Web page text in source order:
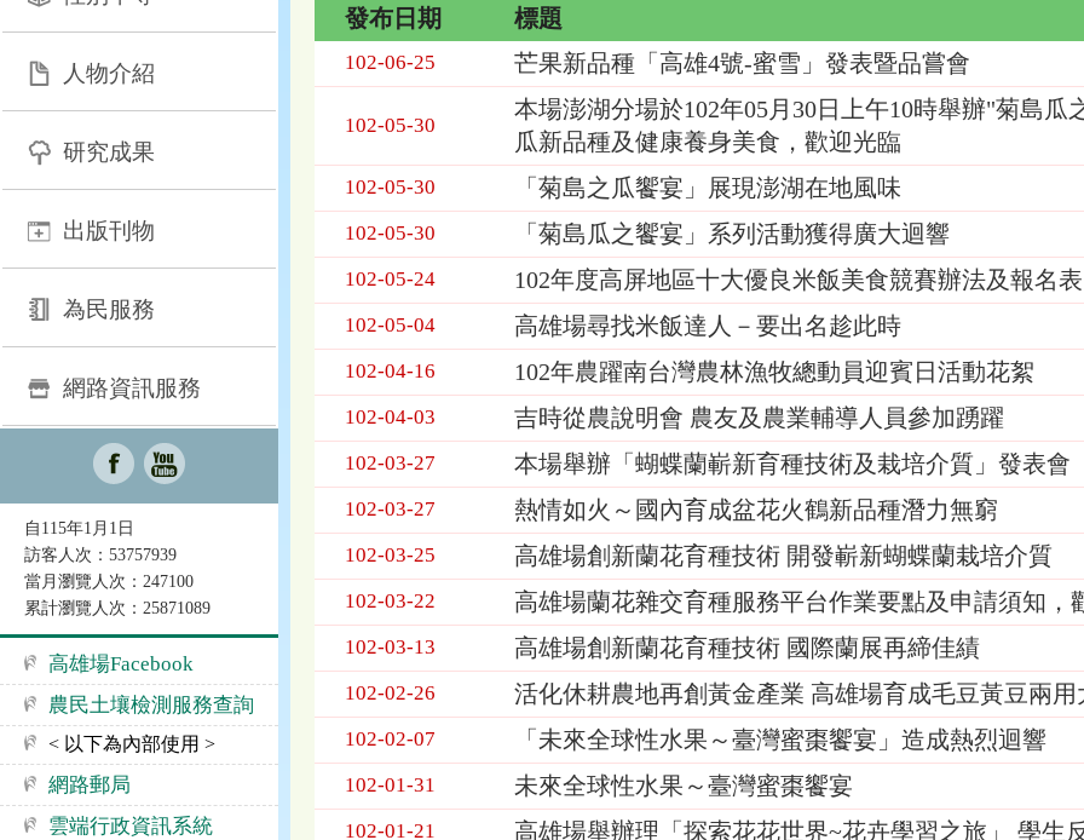
人物介紹
研究成果
出版刊物
為民服務
網路資訊服務
自115年1月1日
訪客人次：53757939
當月瀏覽人次：247100
累計瀏覽人次：25871089
高雄場Facebook
農民土壤檢測服務查詢
< 以下為內部使用 >
網路郵局
雲端行政資訊系統
表，
依
為：
布
期、
發布日期 標題
102-06-25 芒果新品種「高雄4號-蜜雪」發表暨品嘗會
102-05-30
本場澎湖分場於102年05月30日上午10時舉辦"菊島
瓜新品種及健康養身美食，歡迎光臨
102-05-30 「菊島之瓜饗宴」展現澎湖在地風味
102-05-30 「菊島瓜之饗宴」系列活動獲得廣大迴響
102-05-24 102年度高屏地區十大優良米飯美食競賽辦法及報名表
102-05-04 高雄場尋找米飯達人－要出名趁此時
102-04-16 102年農躍南台灣農林漁牧總動員迎賓日活動花絮
102-04-03 吉時從農說明會 農友及農業輔導人員參加踴躍
102-03-27 本場舉辦「蝴蝶蘭嶄新育種技術及栽培介質」發表會
102-03-27 熱情如火～國內育成盆花火鶴新品種潛力無窮
102-03-25 高雄場創新蘭花育種技術 開發嶄新蝴蝶蘭栽培介質
102-03-22 高雄場蘭花雜交育種服務平台作業要點及申請須知，
102-03-13 高雄場創新蘭花育種技術 國際蘭展再締佳績
102-02-26 活化休耕農地再創黃金產業 高雄場育成毛豆黃豆兩
102-02-07 「未來全球性水果～臺灣蜜棗饗宴」造成熱烈迴響
102-01-31 未來全球性水果～臺灣蜜棗饗宴
102-01-21 高雄場舉辦理「探索花花世界~花卉學習之旅」 學生